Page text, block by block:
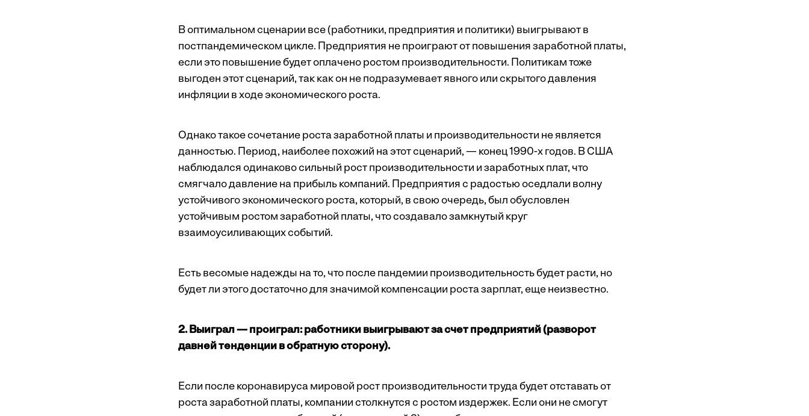
В оптимальном сценарии все (работники, предприятия и политики) выигрывают в
постпандемическом цикле. Предприятия не проиграют от повышения заработной платы,
если это повышение будет оплачено ростом производительности. Политикам тоже
выгоден этот сценарий, так как он не подразумевает явного или скрытого давления
инфляции в ходе экономического роста.
Однако такое сочетание роста заработной платы и производительности не является
данностью. Период, наиболее похожий на этот сценарий, — конец 1990-х годов. В США
наблюдался одинаково сильный рост производительности и заработных плат, что
смягчало давление на прибыль компаний. Предприятия с радостью оседлали волну
устойчивого экономического роста, который, в свою очередь, был обусловлен
устойчивым ростом заработной платы, что создавало замкнутый круг
взаимоусиливающих событий.
Есть весомые надежды на то, что после пандемии производительность будет расти, но
будет ли этого достаточно для значимой компенсации роста зарплат, еще неизвестно.
2. Выиграл — проиграл: работники выигрывают за счет предприятий (разворот
давней тенденции в обратную сторону).
Если после коронавируса мировой рост производительности труда будет отставать от
роста заработной платы, компании столкнутся с ростом издержек. Если они не смогут